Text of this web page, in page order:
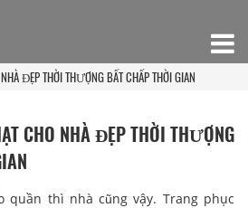
ĐẸP THỜI THƯỢNG BẤT CHẤP THỜI GIAN
CHO NHÀ ĐẸP THỜI THƯỢNG
quần thì nhà cũng vậy. Trang phục